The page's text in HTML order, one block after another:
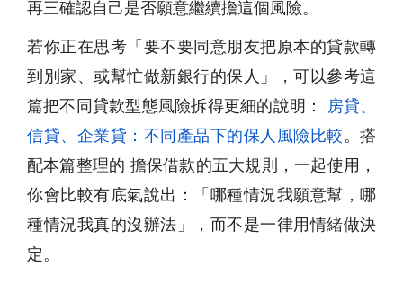
再三確認自己是否願意繼續擔這個風險。
若你正在思考「要不要同意朋友把原本的貸款轉
到別家、或幫忙做新銀行的保人」，可以參考這
篇把不同貸款型態風險拆得更細的說明：
房貸、
信貸、企業貸：不同產品下的保人風險比較。搭
配本篇整理的 擔保借款的五大規則，一起使用，
你會比較有底氣說出：「哪種情況我願意幫，哪
種情況我真的沒辦法」，而不是一律用情緒做決
定。